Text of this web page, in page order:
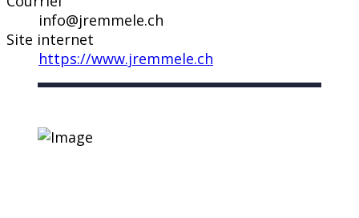
info@jremmele.ch
Site internet
https://www.jremmele.ch